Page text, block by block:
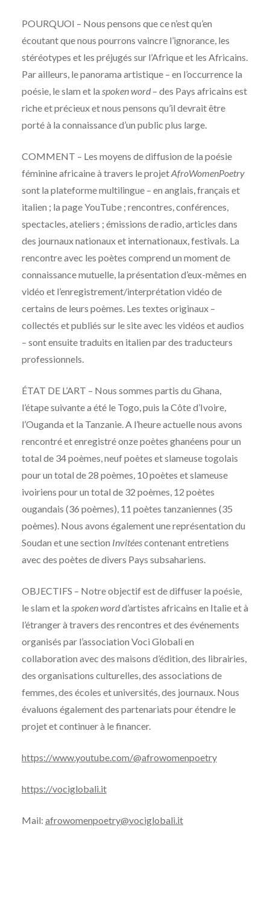
POURQUOI – Nous pensons que ce n’est qu’en
écoutant que nous pourrons vaincre l’ignorance, les
stéréotypes et les préjugés sur l’Afrique et les Africains.
Par ailleurs, le panorama artistique – en l’occurrence la
poésie, le slam et la spoken word– des Pays africains est
riche et précieux et nous pensons qu’il devrait être
porté à la connaissance d’un public plus large.
COMMENT – Les moyens de diffusion de la poésie
féminine africaine à travers le projetAfroWomenPoetry
sont la plateforme multilingue – en anglais, français et
italien ; la page YouTube ; rencontres, conférences,
spectacles, ateliers ; émissions de radio, articles dans
des journaux nationaux et internationaux, festivals. La
rencontre avec les poètes comprend un moment de
connaissance mutuelle, la présentation d’eux-mêmes en
vidéo et l’enregistrement/interprétation vidéo de
certains de leurs poèmes. Les textes originaux –
collectés et publiés sur le site avec les vidéos et audios
– sont ensuite traduits en italien par des traducteurs
professionnels.
ÉTAT DE L’ART – Nous sommes partis du Ghana,
l’étape suivante a été le Togo, puis la Côte d’Ivoire,
l’Ouganda et la Tanzanie. A l’heure actuelle nous avons
rencontré et enregistré onze poètes ghanéens pour un
total de 34 poèmes, neuf poètes et slameuse togolais
pour un total de 28 poèmes, 10 poètes et slameuse
ivoiriens pour un total de 32 poèmes, 12 poètes
ougandais (36 poèmes), 11 poètes tanzaniennes (35
poèmes). Nous avons également une représentation du
Soudan et une section Invitéescontenant entretiens
avec des poètes de divers Pays subsahariens.
OBJECTIFS – Notre objectif est de diffuser la poésie,
le slam et la spoken wordd’artistes africains en Italie et à
l’étranger à travers des rencontres et des événements
organisés par l’association Voci Globali en
collaboration avec des maisons d’édition, des librairies,
des organisations culturelles, des associations de
femmes, des écoles et universités, des journaux. Nous
évaluons également des partenariats pour étendre le
projet et continuer à le financer.
https://www.youtube.com/@afrowomenpoetry
https://vociglobali.it
Mail: afrowomenpoetry@vociglobali.it